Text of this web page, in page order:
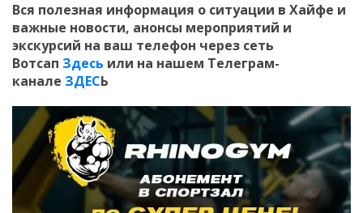
Вся полезная информация о ситуации в Хайфе и
важные новости, анонсы мероприятий и
экскурсий на ваш телефон через сеть
Вотсап Здесь или на нашем Телеграм-
канале ЗДЕСЬ